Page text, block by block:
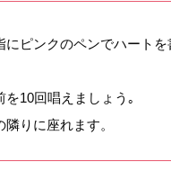
ピンクのペンでハート
10回唱えましょう｡
りに座れます。